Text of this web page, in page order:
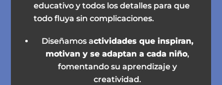
educativo y todos los detalles para que
todo fluya sin complicaciones.
Diseñamos actividades que inspiran,
motivan y se adaptan a cada niño,
fomentando su aprendizaje y
creatividad.